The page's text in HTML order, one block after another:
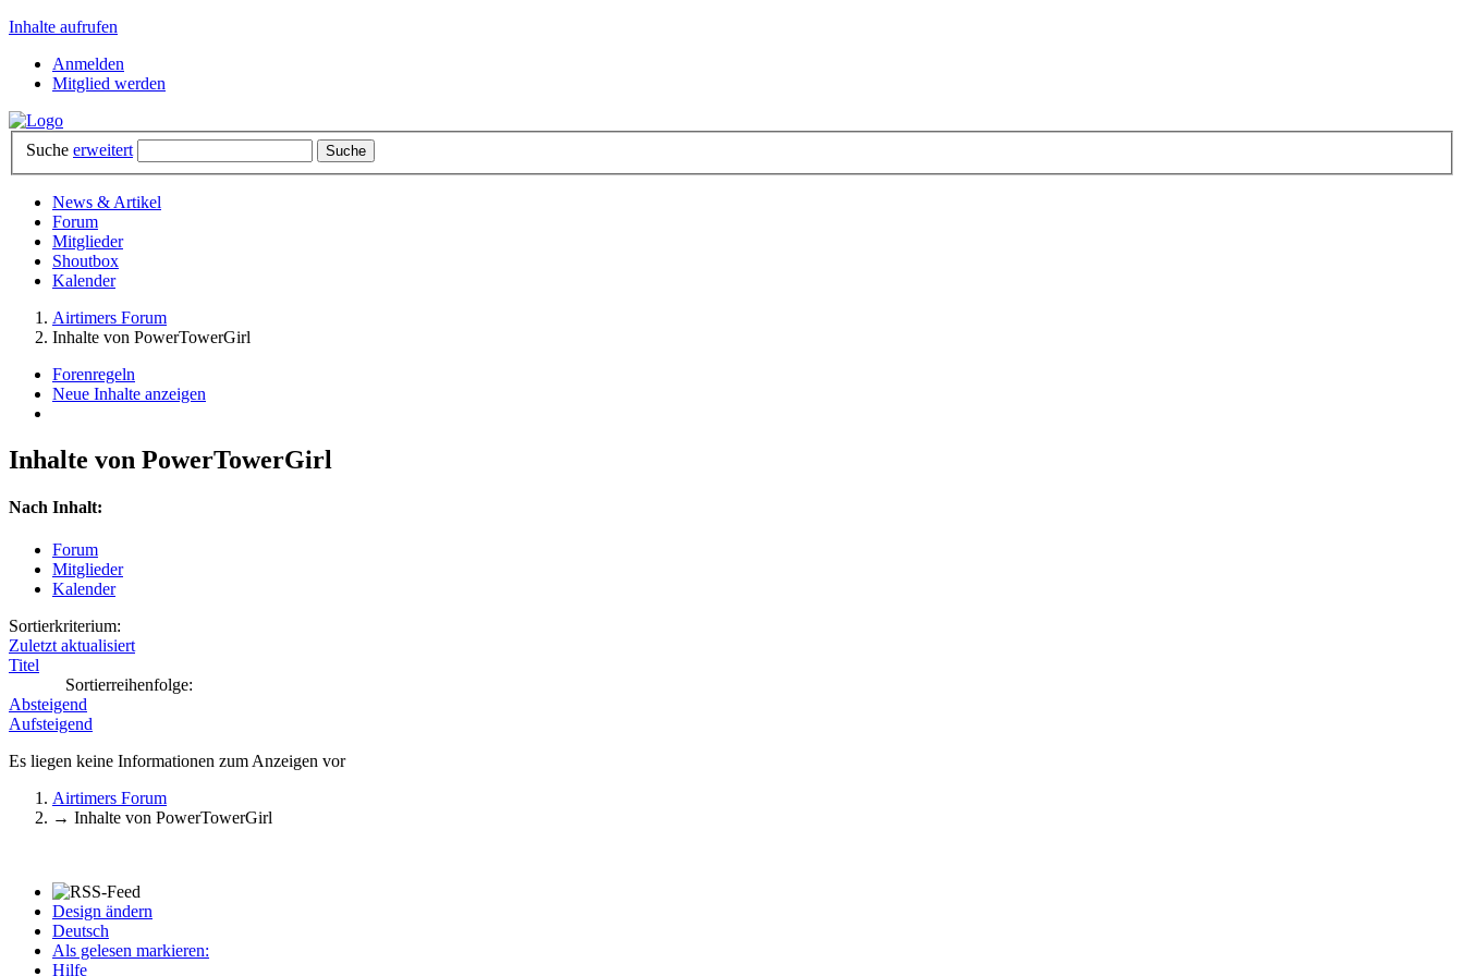
Inhalte aufrufen
Anmelden
Mitglied werden
Suche erweitert
News & Artikel
Forum
Mitglieder
Shoutbox
Kalender
Airtimers Forum
Inhalte von PowerTowerGirl
Forenregeln
Neue Inhalte anzeigen
Inhalte von PowerTowerGirl
Nach Inhalt:
Forum
Mitglieder
Kalender
Sortierkriterium:
Zuletzt aktualisiert
Titel
Sortierreihenfolge:
Absteigend
Aufsteigend
Es liegen keine Informationen zum Anzeigen vor
Airtimers Forum
→ Inhalte von PowerTowerGirl
Design ändern
Deutsch
Als gelesen markieren:
Hilfe